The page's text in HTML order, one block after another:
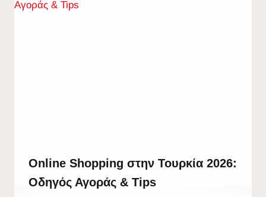
Online Shopping στην Τουρκία 2026:
Οδηγός Αγοράς & Tips